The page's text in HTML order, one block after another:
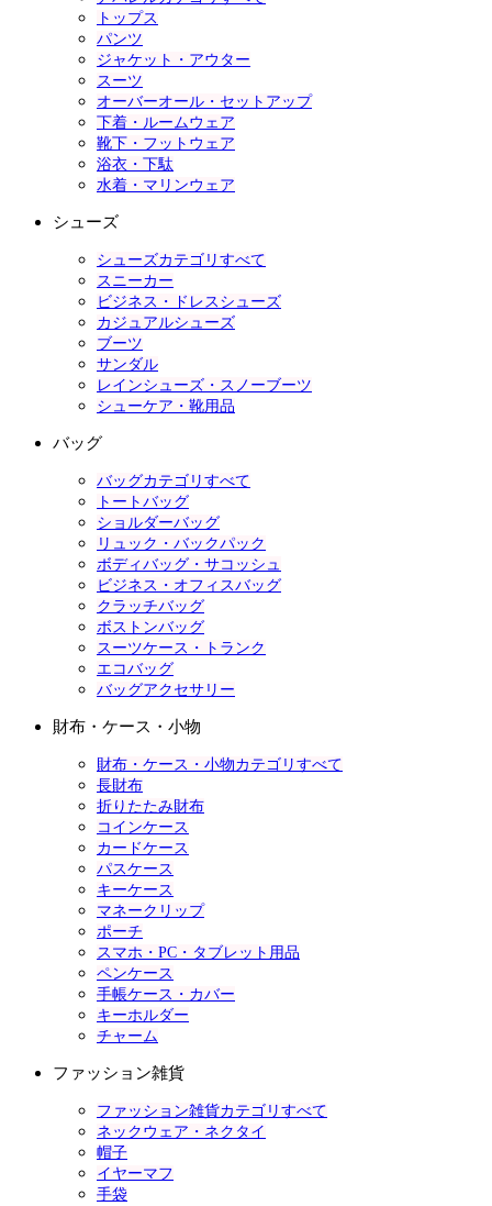
トップス
パンツ
ジャケット・アウター
スーツ
オーバーオール・セットアップ
下着・ルームウェア
靴下・フットウェア
浴衣・下駄
水着・マリンウェア
シューズ
シューズカテゴリすべて
スニーカー
ビジネス・ドレスシューズ
カジュアルシューズ
ブーツ
サンダル
レインシューズ・スノーブーツ
シューケア・靴用品
バッグ
バッグカテゴリすべて
トートバッグ
ショルダーバッグ
リュック・バックパック
ボディバッグ・サコッシュ
ビジネス・オフィスバッグ
クラッチバッグ
ボストンバッグ
スーツケース・トランク
エコバッグ
バッグアクセサリー
財布・ケース・小物
財布・ケース・小物カテゴリすべて
長財布
折りたたみ財布
コインケース
カードケース
パスケース
キーケース
マネークリップ
ポーチ
スマホ・PC・タブレット用品
ペンケース
手帳ケース・カバー
キーホルダー
チャーム
ファッション雑貨
ファッション雑貨カテゴリすべて
ネックウェア・ネクタイ
帽子
イヤーマフ
手袋